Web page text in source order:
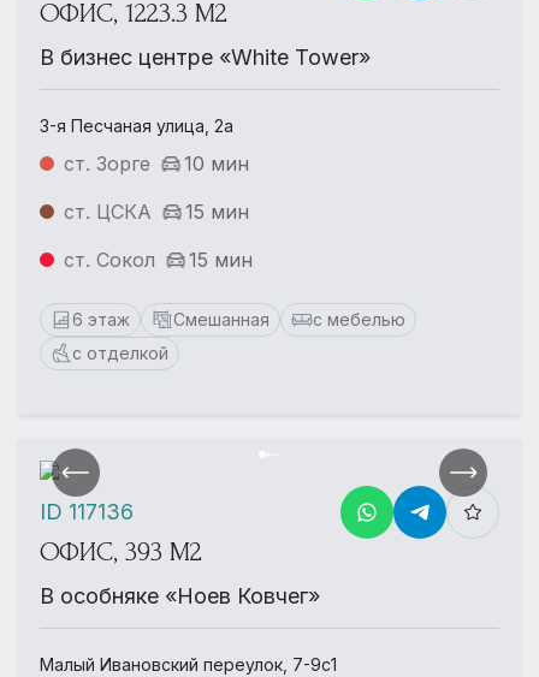
ОФИС, 1223.3 М2
В бизнес центре «White Tower»
3-я Песчаная улица, 2а
ст. Зорге
10 мин
ст. ЦСКА
15 мин
ст. Сокол
15 мин
6 этаж Смешанная
с мебелью
с отделкой
ОФИС, 393 М2
В особняке «Ноев Ковчег»
Малый Ивановский переулок, 7-9с1
ID 117136